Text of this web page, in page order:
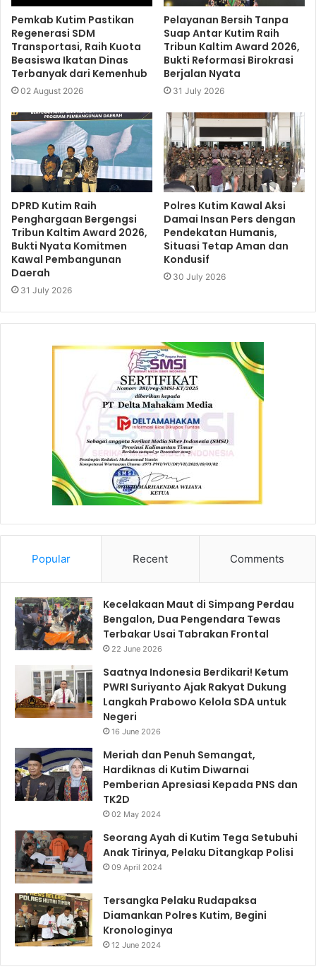
Pemkab Kutim Pastikan
Regenerasi SDM
Transportasi, Raih Kuota
Beasiswa Ikatan Dinas
Terbanyak dari Kemenhub
02 August 2026
Pelayanan Bersih Tanpa
Suap Antar Kutim Raih
Tribun Kaltim Award 2026,
Bukti Reformasi Birokrasi
Berjalan Nyata
31 July 2026
DPRD Kutim Raih
Penghargaan Bergengsi
Tribun Kaltim Award 2026,
Bukti Nyata Komitmen
Kawal Pembangunan
Daerah
31 July 2026
Polres Kutim Kawal Aksi
Damai Insan Pers dengan
Pendekatan Humanis,
Situasi Tetap Aman dan
Kondusif
30 July 2026
Popular Recent Comments
Kecelakaan Maut di Simpang Perdau
Bengalon, Dua Pengendara Tewas
Terbakar Usai Tabrakan Frontal
22 June 2026
Saatnya Indonesia Berdikari! Ketum
PWRI Suriyanto Ajak Rakyat Dukung
Langkah Prabowo Kelola SDA untuk
Negeri
16 June 2026
Meriah dan Penuh Semangat,
Hardiknas di Kutim Diwarnai
Pemberian Apresiasi Kepada PNS dan
TK2D
02 May 2024
Seorang Ayah di Kutim Tega Setubuhi
Anak Tirinya, Pelaku Ditangkap Polisi
09 April 2024
Tersangka Pelaku Rudapaksa
Diamankan Polres Kutim, Begini
Kronologinya
12 June 2024